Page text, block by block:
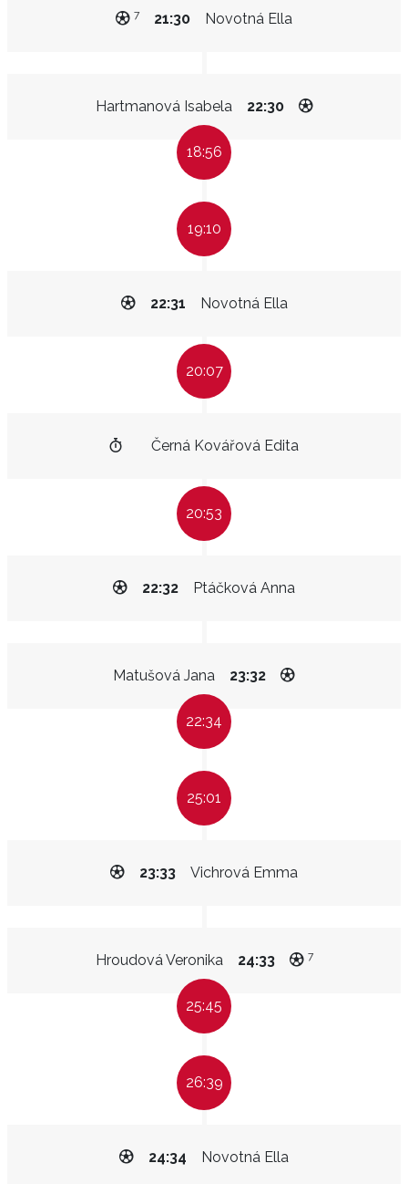
Novotná Ella
21:30
7
Hartmanová Isabela 22:30
18:56
19:10
Novotná Ella
22:31
20:07
Černá Kovářová Edita
20:53
Ptáčková Anna
22:32
Matušová Jana 23:32
22:34
25:01
Vichrová Emma
23:33
Hroudová Veronika 24:33 7
25:45
26:39
Novotná Ella
24:34